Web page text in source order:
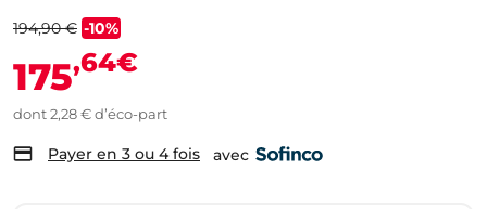
194,90 € -10%
175,64€
dont 2,28 € d’éco-part
Payer en 3 ou 4 fois avec